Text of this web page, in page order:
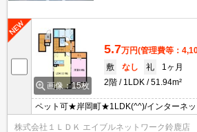
画像：15枚
5.7万円(管理費等：
敷
なし 礼
1ヶ月
2階
1LDK 51.94m²
ペット可★岸岡町★1LDK(^^)/インターネッ
浴室乾燥・システムキッチンなど！充実
(^^)/
株式会社１ＬＤＫ エイブルネットワーク鈴鹿店